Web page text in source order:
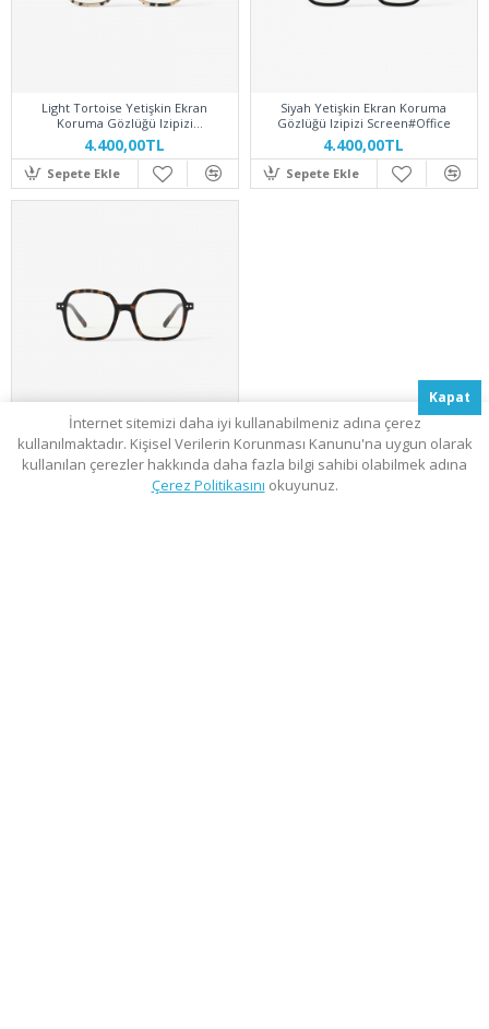
Light Tortoise Yetişkin Ekran
Koruma Gözlüğü Izipizi
Screen#Office
4.400,00TL
Sepete Ekle
Siyah Yetişkin Ekran Koruma
Gözlüğü Izipizi Screen#Office
4.400,00TL
Sepete Ekle
Tortoise Yetişkin Ekran Koruma
Gözlüğü Izipizi Screen#Office
4.400,00TL
Kapat
İnternet sitemizi daha iyi kullanabilmeniz adına çerez
kullanılmaktadır. Kişisel Verilerin Korunması Kanunu'na uygun olarak
kullanılan çerezler hakkında daha fazla bilgi sahibi olabilmek adına
Çerez Politikasını okuyunuz.
Filtrele